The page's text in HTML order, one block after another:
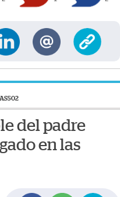
del padre
en las